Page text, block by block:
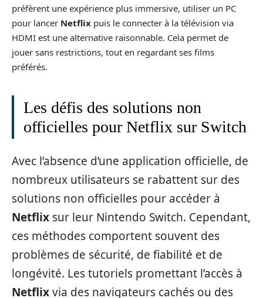
préfèrent une expérience plus immersive, utiliser un PC
pour lancer Netflix puis le connecter à la télévision via
HDMI est une alternative raisonnable. Cela permet de
jouer sans restrictions, tout en regardant ses films
préférés.
Les défis des solutions non
officielles pour Netflix sur Switch
Avec l’absence d’une application officielle, de
nombreux utilisateurs se rabattent sur des
solutions non officielles pour accéder à
Netflix sur leur Nintendo Switch. Cependant,
ces méthodes comportent souvent des
problèmes de sécurité, de fiabilité et de
longévité. Les tutoriels promettant l’accès à
Netflixvia des navigateurs cachés ou des